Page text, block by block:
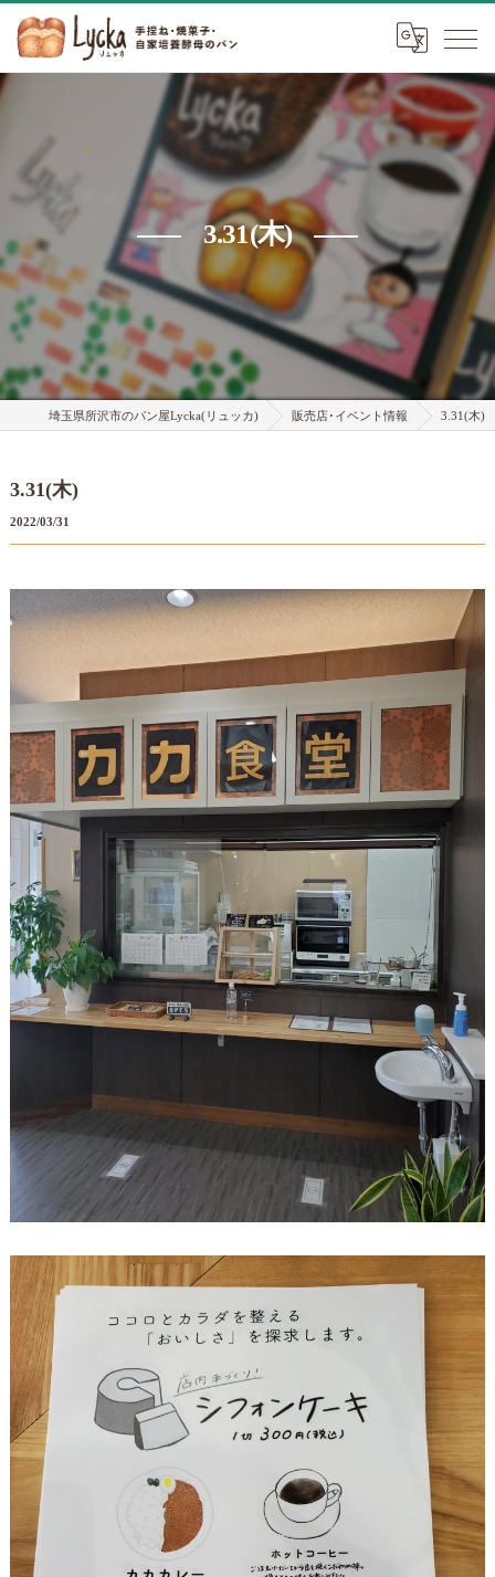
3.31(木)
埼玉県所沢市のパン屋Lycka(リュッカ) 販売店･イベント情報 3.31(木)
3.31(木)
2022/03/31